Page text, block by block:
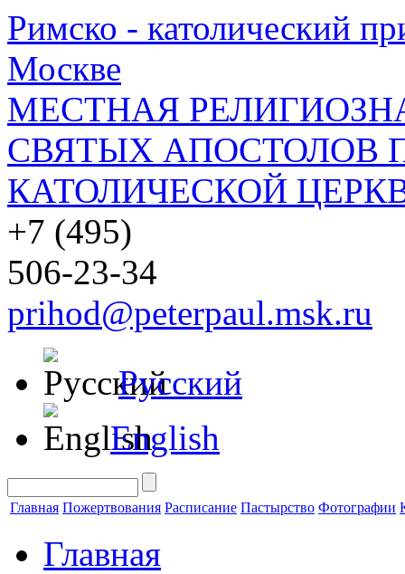
Римско - католический
Москве
МЕСТНАЯ
СВЯТЫХ АПОСТОЛОВ
КАТОЛИЧЕСКОЙ
+7 (495)
506-23-34
prihod@peterpaul.msk.ru
Русский
English
Главная Пожертвования Расписание Пастырство Фотографии
Главная